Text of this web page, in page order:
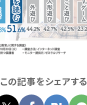
この記事をシェアする